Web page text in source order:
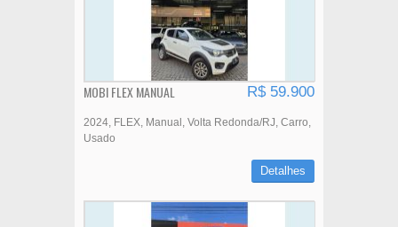
MOBI FLEX MANUAL R$ 59.900
2024 FLEX Manual Volta Redonda/RJ Carro
Usado
Detalhes